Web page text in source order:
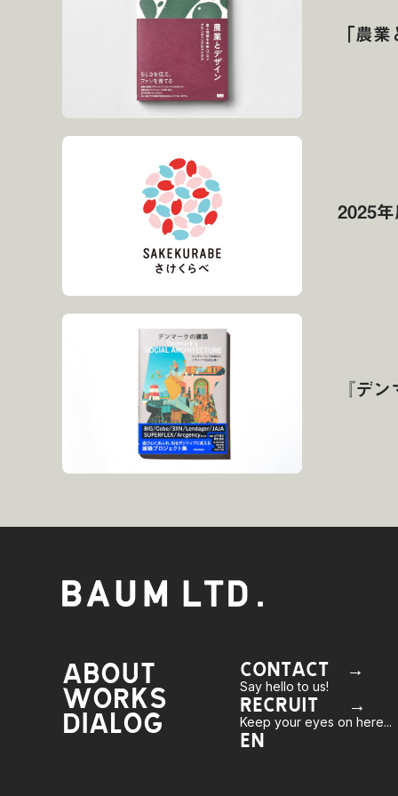
「農
2025
『デ
ABOUT
WORKS
DIALOG
CONTACT →
Say hello to us!
RECRUIT →
Keep your eyes on here...
EN